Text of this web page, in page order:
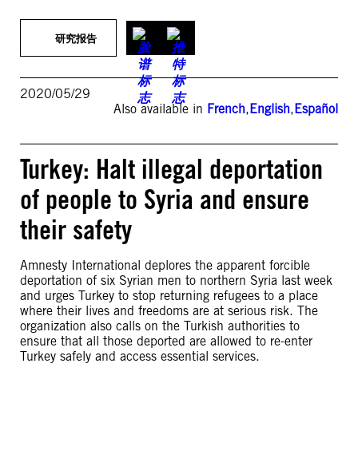
研究报告
2020/05/29
Also available in French,English,Español
Turkey: Halt illegal deportation
of people to Syria and ensure
their safety
Amnesty International deplores the apparent forcible
deportation of six Syrian men to northern Syria last week
and urges Turkey to stop returning refugees to a place
where their lives and freedoms are at serious risk. The
organization also calls on the Turkish authorities to
ensure that all those deported are allowed to re-enter
Turkey safely and access essential services.